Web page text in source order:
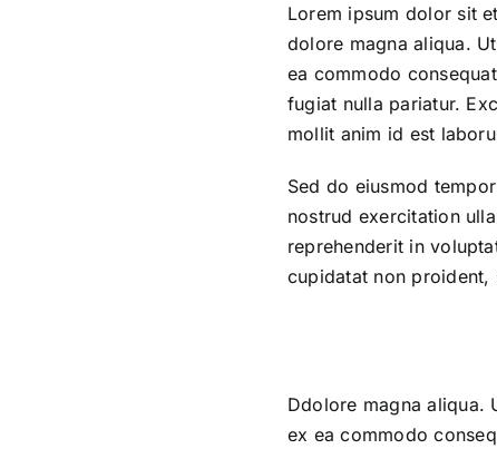
Lorem ipsum dolor sit
dolore magna aliqua.
ea commodo
fugiat nulla pariatur.
mollit anim id est
Sed do eiusmod
nostrud exercitation
reprehenderit in
cupidatat non
Ddolore magna aliqua.
ex ea commodo